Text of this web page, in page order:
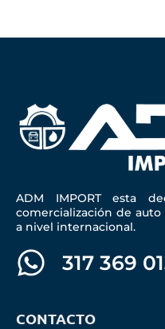
ADM IMPORT esta
comercialización de
a nivel internacional.
317 369
CONTACTO